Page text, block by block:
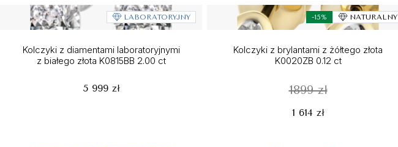
LABORATORYJNY
Kolczyki z diamentami laboratoryjnymi
z białego złota K0815BB 2.00 ct
5 999 zł
-15% NATURALNY
Kolczyki z brylantami z żółtego złota
K0020ZB 0.12 ct
1899 zł
1 614 zł